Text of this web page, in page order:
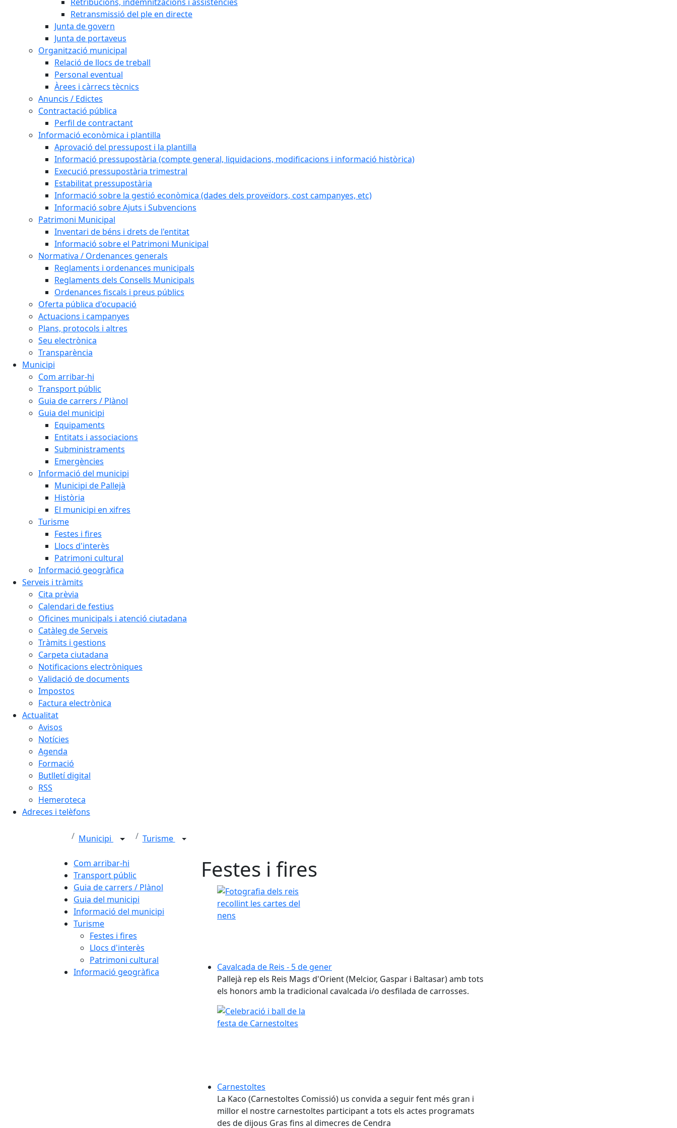
Retransmissió del ple en directe
Junta de govern
Junta de portaveus
Organització municipal
Relació de llocs de treball
Personal eventual
Àrees i càrrecs tècnics
Anuncis / Edictes
Contractació pública
Perfil de contractant
Informació econòmica i plantilla
Aprovació del pressupost i la plantilla
Informació pressupostària (compte general, liquidacions, modificacions i informació històrica)
Execució pressupostària trimestral
Estabilitat pressupostària
Informació sobre la gestió econòmica (dades dels proveïdors, cost campanyes, etc)
Informació sobre Ajuts i Subvencions
Patrimoni Municipal
Inventari de béns i drets de l'entitat
Informació sobre el Patrimoni Municipal
Normativa / Ordenances generals
Reglaments i ordenances municipals
Reglaments dels Consells Municipals
Ordenances fiscals i preus públics
Oferta pública d'ocupació
Actuacions i campanyes
Plans, protocols i altres
Seu electrònica
Transparència
Municipi
Com arribar-hi
Transport públic
Guia de carrers / Plànol
Guia del municipi
Equipaments
Entitats i associacions
Subministraments
Emergències
Informació del municipi
Municipi de Pallejà
Història
El municipi en xifres
Turisme
Festes i fires
Llocs d'interès
Patrimoni cultural
Informació geogràfica
Serveis i tràmits
Cita prèvia
Calendari de festius
Oficines municipals i atenció ciutadana
Catàleg de Serveis
Tràmits i gestions
Carpeta ciutadana
Notificacions electròniques
Validació de documents
Impostos
Factura electrònica
Actualitat
Avisos
Notícies
Agenda
Formació
Butlletí digital
RSS
Hemeroteca
Adreces i telèfons
Municipi Turisme
Com arribar-hi
Transport públic
Guia de carrers / Plànol
Guia del municipi
Informació del municipi
Turisme
Festes i fires
Llocs d'interès
Patrimoni cultural
Informació geogràfica
Festes i fires
Cavalcada de Reis - 5 de gener
Pallejà rep els Reis Mags d'Orient (Melcior, Gaspar i Baltasar) amb tots
els honors amb la tradicional cavalcada i/o desfilada de carrosses.
Carnestoltes
La Kaco (Carnestoltes Comissió) us convida a seguir fent més gran i
millor el nostre carnestoltes participant a tots els actes programats
des de dijous Gras fins al dimecres de Cendra